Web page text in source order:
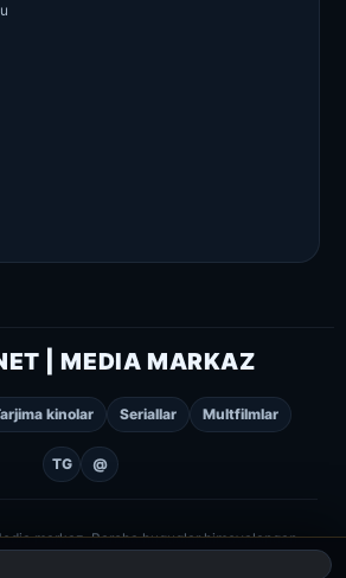
| MEDIA MARKAZ
kinolar Seriallar Multfilmlar
TG @
markaz. Barcha huquqlar himoyalangan.